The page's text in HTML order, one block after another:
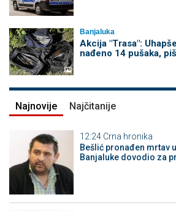
Banjaluka
Akcija "Trasa":
nađeno 14 pušaka,
Najnovije Najčitanije
12:24 Crna hronika
Bešlić pronađen mrtav
Banjaluke dovodio za